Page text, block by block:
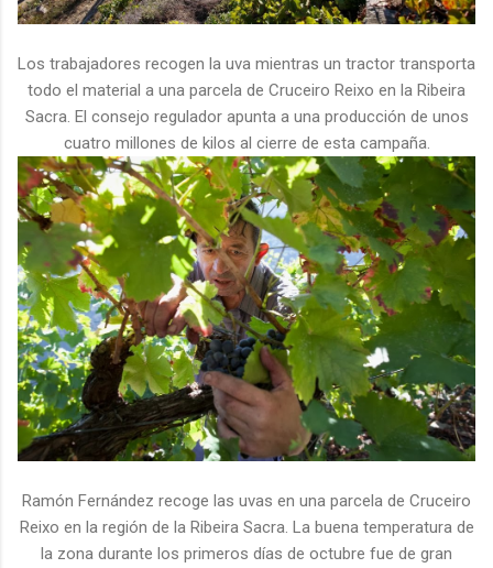
Los trabajadores recogen la uva mientras un tractor transporta
todo el material a una parcela de Cruceiro Reixo en la Ribeira
Sacra. El consejo regulador apunta a una producción de unos
cuatro millones de kilos al cierre de esta campaña.
Ramón Fernández recoge las uvas en una parcela de Cruceiro
Reixo en la región de la Ribeira Sacra. La buena temperatura de
la zona durante los primeros días de octubre fue de gran